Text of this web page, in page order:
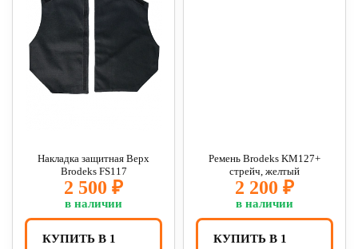
Накладка защитная Верх
Brodeks FS117
2 500 ₽
в наличии
КУПИТЬ В 1
Ремень Brodeks KM127+
стрейч, желтый
2 200 ₽
в наличии
КУПИТЬ В 1